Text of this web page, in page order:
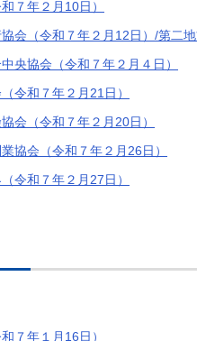
７年２月10日）
会（令和７年２月12日）/第二
央協会（令和７年２月４日）
令和７年２月21日）
会（令和７年２月20日）
協会（令和７年２月26日）
令和７年２月27日）
７年１月16日）